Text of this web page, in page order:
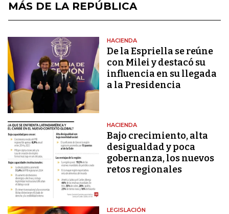
MÁS DE LA REPÚBLICA
HACIENDA
De la Espriella se reúne
con Milei y destacó su
influencia en su llegada
a la Presidencia
HACIENDA
Bajo crecimiento, alta
desigualdad y poca
gobernanza, los nuevos
retos regionales
LEGISLACIÓN